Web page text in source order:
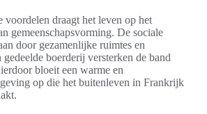
voordelen draagt het leven op het
gemeenschapsvorming. De sociale
door gezamenlijke ruimtes en
gedeelde boerderij versterken de band
bloeit een warme en
op die het buitenleven in Frankrijk